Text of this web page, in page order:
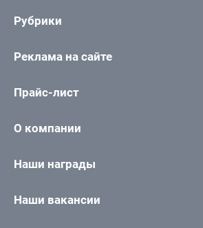
Рубрики
Реклама на сайте
Прайс-лист
О компании
Наши награды
Наши вакансии